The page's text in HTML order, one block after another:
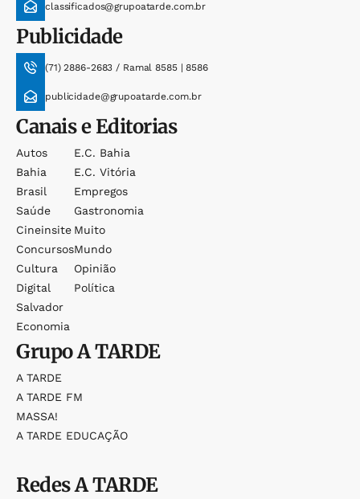
classificados@grupoatarde.com.br
Publicidade
(71) 2886-2683 / Ramal 8585 | 8586
publicidade@grupoatarde.com.br
Canais e Editorias
Autos
Bahia
Brasil
Saúde
Cineinsite
Concursos
Cultura
Digital
Salvador
Economia
E.c. Bahia
E.c. Vitória
Empregos
Gastronomia
Muito
Mundo
Opinião
Política
GrupoA TARDE
A TARDE
A TARDE FM
MASSA!
A TARDE EDUCAÇÃO
RedesA TARDE